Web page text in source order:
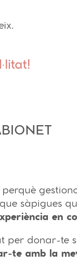
perquè
sàpigues
en
per donar-te
te amb la